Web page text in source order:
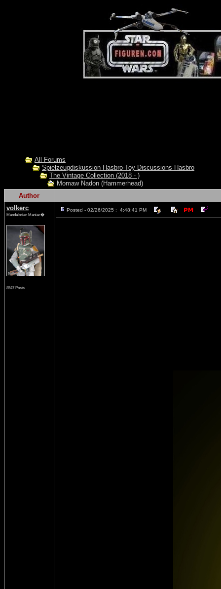
All Forums
Spielzeugdiskussion Hasbro-Toy Discussions Hasbro
The Vintage Collection (2018 - )
Momaw Nadon (Hammerhead)
Author
volkerc
Mandalorian Maniac�
8547 Posts
Posted - 02/26/2025 : 4:48:41 PM